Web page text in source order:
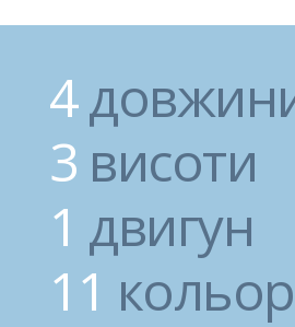
4
3 висоти
1 двигун
11